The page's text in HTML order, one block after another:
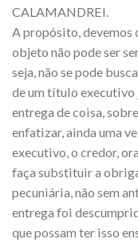
CALAMANDREI.
A propósito, devemos
objeto não pode ser
seja, não se pode
de um título executivo
entrega de coisa,
enfatizar, ainda uma
executivo, o credor,
faça substituir a
pecuniária, não sem
entrega foi
que possam ter isso